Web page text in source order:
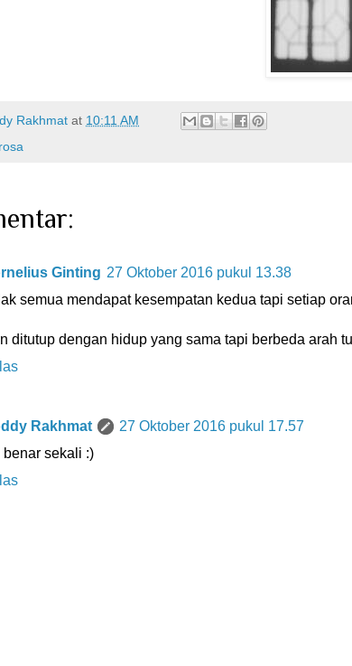
Rakhmat at 10:11 AM
Ginting 27 Oktober 2016 pukul 13.38
semua mendapat kesempatan kedua tapi setiap
ditutup dengan hidup yang sama tapi berbeda arah
Rakhmat
27 Oktober 2016 pukul 17.57
benar sekali :)